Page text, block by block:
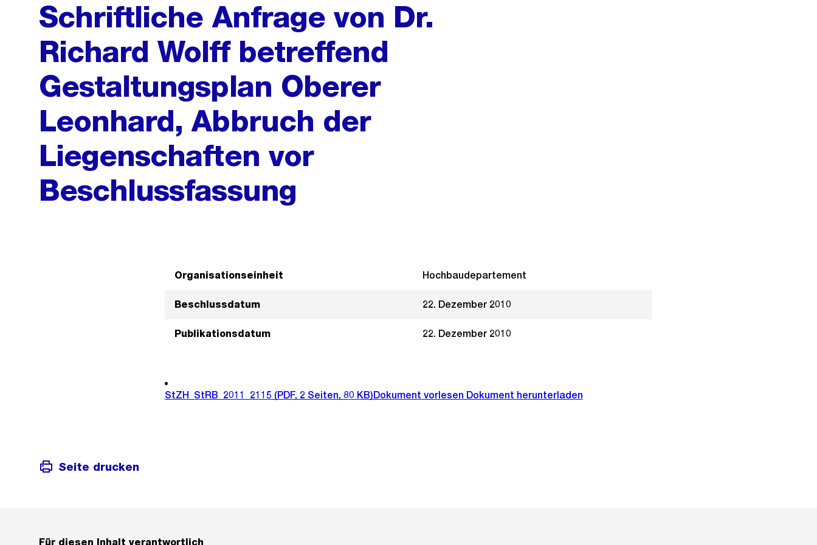
Schriftliche Anfrage von Dr.
Richard Wolff betreffend
Gestaltungsplan Oberer
Leonhard, Abbruch der
Liegenschaften vor
Beschlussfassung
Organisationseinheit Hochbaudepartement
Beschlussdatum 22. Dezember 2010
Publikationsdatum 22. Dezember 2010
StZH_StRB_2011_2115 (PDF, 2 Seiten, 80 KB)Dokument vorlesen Dokument herunterladen
Seite drucken
Für diesen Inhalt verantwortlich